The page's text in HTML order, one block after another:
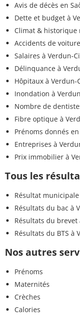
Avis de décès en
Dette et budget à
Climat & historique
Accidents de
Salaires à Verdun-
Délinquance à
Hôpitaux à Verdun-
Inondation à
Nombre de
Fibre optique à
Prénoms donnés
Entreprises à
Prix immobilier à
Tous les
Résultat
Résultats du bac à
Résultats du brevet
Résultats du BTS à
Nos autres
Prénoms
Maternités
Crèches
Calories